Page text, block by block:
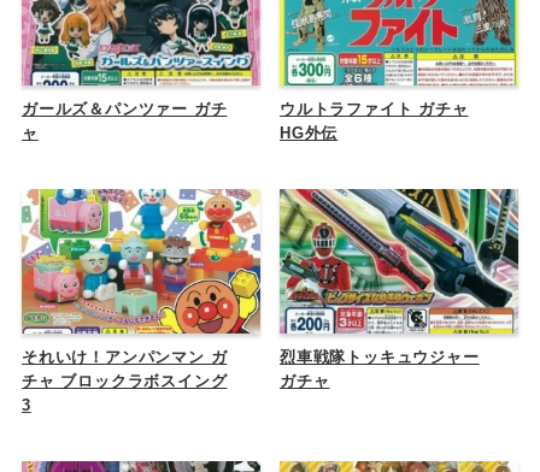
ガールズ＆パンツァー ガチ
ャ
ウルトラファイト ガチャ
HG外伝
それいけ！アンパンマン ガ
チャ ブロックラボスイング
3
烈車戦隊トッキュウジャー
ガチャ